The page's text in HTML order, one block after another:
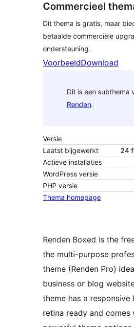
Commercieel
Dit thema is gratis, maar
betaalde commerciële
ondersteuning.
VoorbeeldDownload
Dit is een subthema
Renden.
Versie
Laatst bijgewerkt
24
Actieve installaties
WordPress versie
PHP versie
Thema homepage
Renden Boxed is the
the multi-purpose
theme (Renden Pro)
business or blog
theme has a responsive
retina ready and comes